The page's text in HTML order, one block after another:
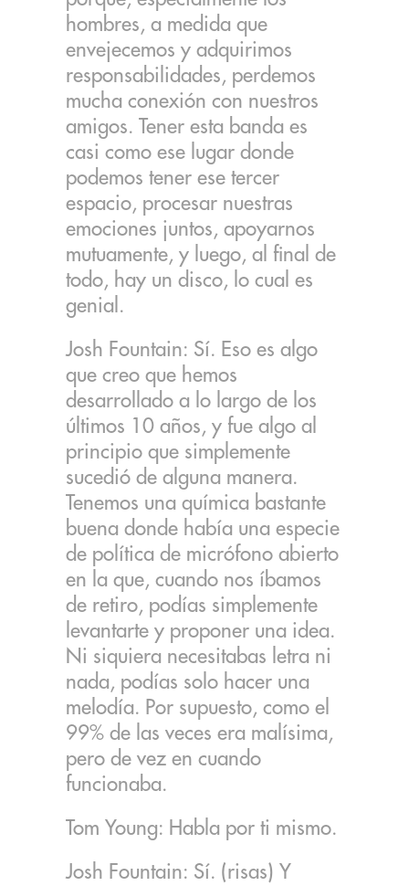
hombres, a medida que
envejecemos y adquirimos
responsabilidades, perdemos
mucha conexión con nuestros
amigos. Tener esta banda es
casi como ese lugar donde
podemos tener ese tercer
espacio, procesar nuestras
emociones juntos, apoyarnos
mutuamente, y luego, al final de
todo, hay un disco, lo cual es
genial.
Josh Fountain: Sí. Eso es algo
que creo que hemos
desarrollado a lo largo de los
últimos 10 años, y fue algo al
principio que simplemente
sucedió de alguna manera.
Tenemos una química bastante
buena donde había una especie
de política de micrófono abierto
en la que, cuando nos íbamos
de retiro, podías simplemente
levantarte y proponer una idea.
Ni siquiera necesitabas letra ni
nada, podías solo hacer una
melodía. Por supuesto, como el
99% de las veces era malísima,
pero de vez en cuando
funcionaba.
Tom Young: Habla por ti mismo.
Josh Fountain: Sí. (risas) Y